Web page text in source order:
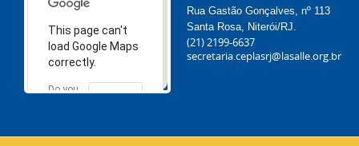
This page can't
load Google Maps
correctly.
Do you
OK
Rua Gastão Gonçalves, nº 113
Santa Rosa, Niterói/RJ.
(21) 2199-6637
secretaria.ceplasrj@lasalle.org.br